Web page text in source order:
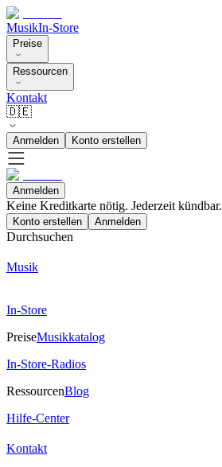
MusikIn-Store
Preise
Ressourcen
Kontakt
🇩🇪
Anmelden Konto erstellen
Anmelden
Keine Kreditkarte nötig. Jederzeit kündbar.
Konto erstellen Anmelden
Durchsuchen
Musik
In-Store
PreiseMusikkatalog
In-Store-Radios
RessourcenBlog
Hilfe-Center
Kontakt